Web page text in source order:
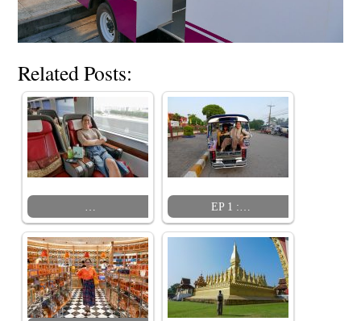
Related Posts:
EP 1 :…